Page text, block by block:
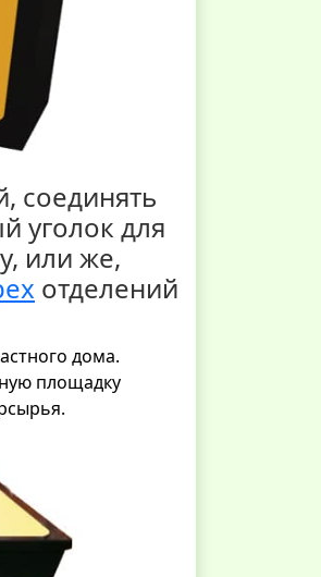
соединять
уголок для
или же,
отделений
дома.
площадку